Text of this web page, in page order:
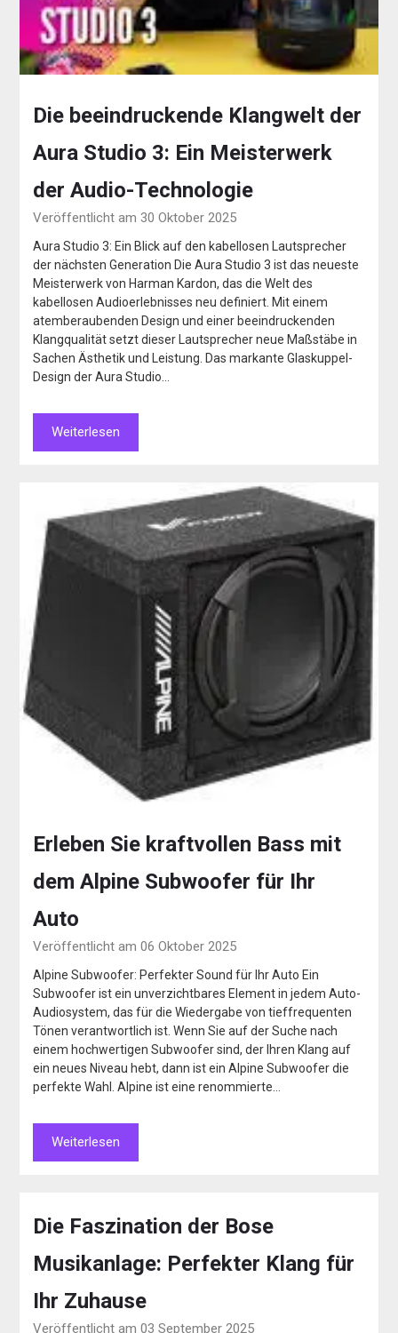
Die beeindruckende Klangwelt der
Aura Studio 3: Ein Meisterwerk
der Audio-Technologie
Veröffentlicht am 30 Oktober 2025
Aura Studio 3: Ein Blick auf den kabellosen Lautsprecher
der nächsten Generation Die Aura Studio 3 ist das neueste
Meisterwerk von Harman Kardon, das die Welt des
kabellosen Audioerlebnisses neu definiert. Mit einem
atemberaubenden Design und einer beeindruckenden
Klangqualität setzt dieser Lautsprecher neue Maßstäbe in
Sachen Ästhetik und Leistung. Das markante Glaskuppel-
Design der Aura Studio…
Weiterlesen
Erleben Sie kraftvollen Bass mit
dem Alpine Subwoofer für Ihr
Auto
Veröffentlicht am 06 Oktober 2025
Alpine Subwoofer: Perfekter Sound für Ihr Auto Ein
Subwoofer ist ein unverzichtbares Element in jedem Auto-
Audiosystem, das für die Wiedergabe von tieffrequenten
Tönen verantwortlich ist. Wenn Sie auf der Suche nach
einem hochwertigen Subwoofer sind, der Ihren Klang auf
ein neues Niveau hebt, dann ist ein Alpine Subwoofer die
perfekte Wahl. Alpine ist eine renommierte…
Weiterlesen
Die Faszination der Bose
Musikanlage: Perfekter Klang für
Ihr Zuhause
Veröffentlicht am 03 September 2025